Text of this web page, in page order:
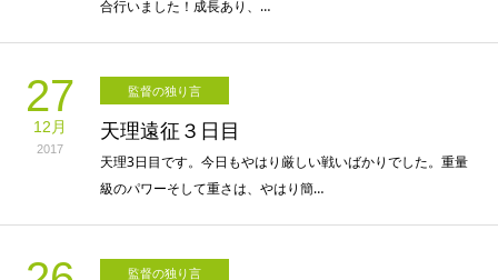
合行いました！成長あり、…
27
12月
2017
監督の独り言
天理遠征３日目
天理3日目です。今日もやはり厳しい戦いばかりでした。重量
級のパワーそして重さは、やはり簡…
監督の独り言
応援メッセージ一覧